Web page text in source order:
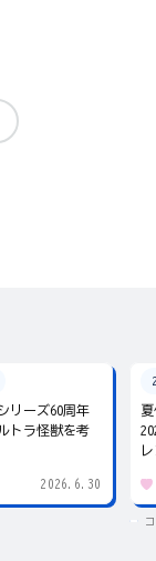
リーズ60周年
トラ怪獣を考
2026.6.30